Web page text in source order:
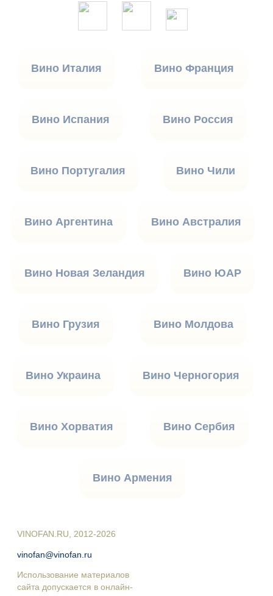
Вино Италия Вино Франция
Вино Испания Вино Россия
Вино Португалия Вино Чили
Вино Аргентина Вино Австралия
Вино Новая Зеландия Вино ЮАР
Вино Грузия Вино Молдова
Вино Украина Вино Черногория
Вино Хорватия Вино Сербия
Вино Армения
VINOFAN.RU, 2012-2026
vinofan@vinofan.ru
Использование материалов
сайта допускается в онлайн-